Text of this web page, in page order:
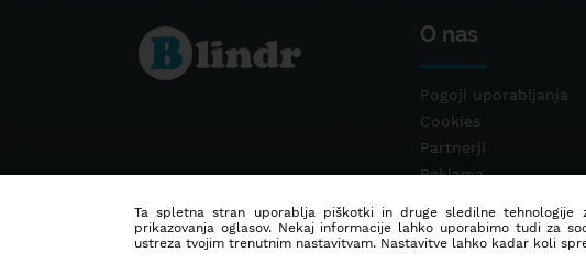
O nas
Pogoji uporabljanja
Cookies
Partnerji
Reklama
Ta spletna stran uporablja piškotki in druge sledilne tehnologije
prikazovanja oglasov. Nekaj informacije lahko uporabimo tudi za
ustreza tvojim trenutnim nastavitvam. Nastavitve lahko kadar koli